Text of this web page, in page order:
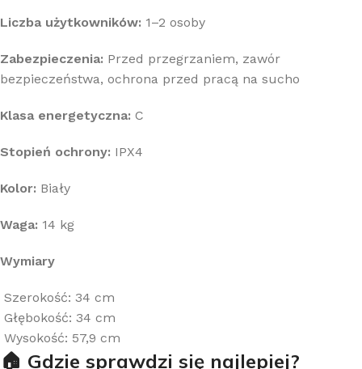
Liczba użytkowników: 1–2 osoby
Zabezpieczenia: Przed przegrzaniem, zawór
bezpieczeństwa, ochrona przed pracą na sucho
Klasa energetyczna: C
Stopień ochrony: IPX4
Kolor: Biały
Waga: 14 kg
Wymiary
Szerokość: 34 cm
Głębokość: 34 cm
Wysokość: 57,9 cm
🏠 Gdzie sprawdzi się najlepiej?